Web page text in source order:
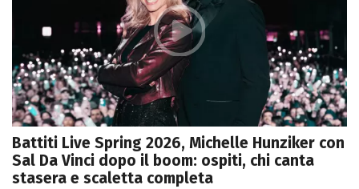
Battiti Live Spring 2026, Michelle Hunziker con
Sal Da Vinci dopo il boom: ospiti, chi canta
stasera e scaletta completa